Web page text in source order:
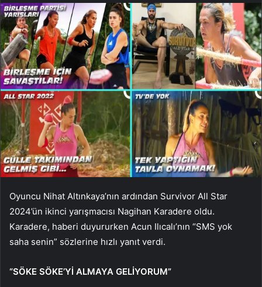
Oyuncu Nihat Altınkaya’nın ardından Survivor All Star
2024’ün ikinci yarışmacısı Nagihan Karadere oldu.
Karadere, haberi duyururken Acun Ilıcalı’nın “SMS yok
saha senin” sözlerine hızlı yanıt verdi.
“SÖKE SÖKE’Yİ ALMAYA GELİYORUM”